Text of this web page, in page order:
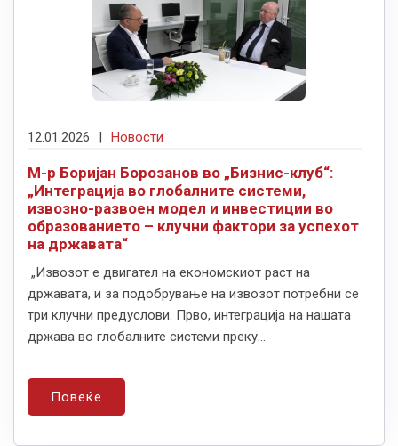
12.01.2026 | Новости
М-р Боријан Борозанов во „Бизнис-клуб“:
„Интеграција во глобалните системи,
извозно-развоен модел и инвестиции во
образованието – клучни фактори за успехот
на државата“
„Извозот е двигател на економскиот раст на
државата, и за подобрување на извозот потребни се
три клучни предуслови. Прво, интеграција на нашата
држава во глобалните системи преку...
Повеќе